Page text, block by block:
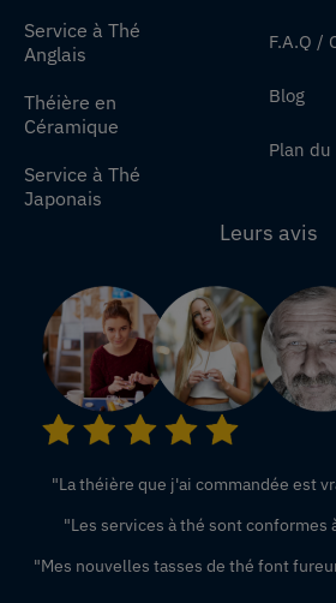
Service à Thé
Anglais
Théière en
Céramique
Service à Thé
Japonais
F.A.Q /
Blog
Plan du
Leurs avis
"La théière que j'ai commandée est
"Les services à thé sont conformes
"Mes nouvelles tasses de thé font